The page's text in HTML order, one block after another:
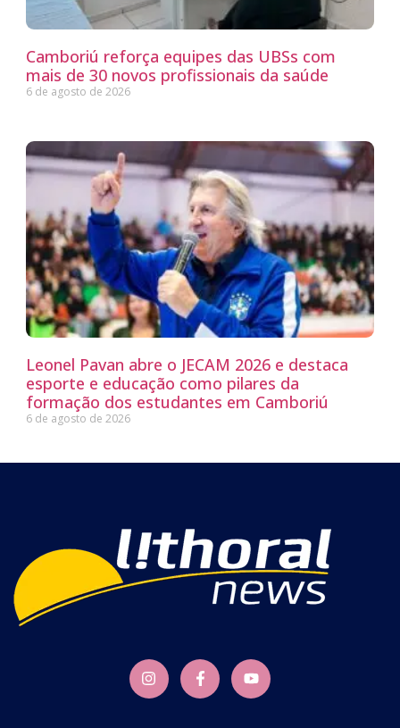
Camboriú reforça equipes das UBSs com
mais de 30 novos profissionais da saúde
6 de agosto de 2026
Leonel Pavan abre o JECAM 2026 e destaca
esporte e educação como pilares da
formação dos estudantes em Camboriú
6 de agosto de 2026